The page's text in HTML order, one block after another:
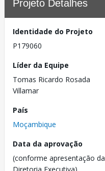
Projeto Detalhes
Identidade do Projeto
P179060
Líder da Equipe
Tomas Ricardo Rosada
Villamar
País
Moçambique
Data da aprovação
(conforme apresentação da